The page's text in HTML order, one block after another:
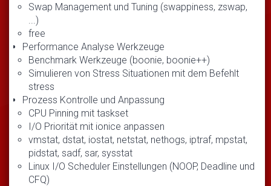
Swap Management und Tuning (swappiness, zswap,
...)
free
Performance Analyse Werkzeuge
Benchmark Werkzeuge (boonie, boonie++)
Simulieren von Stress Situationen mit dem Befehlt
stress
Prozess Kontrolle und Anpassung
CPU Pinning mit taskset
I/O Priorität mit ionice anpassen
vmstat, dstat, iostat, netstat, nethogs, iptraf, mpstat,
pidstat, sadf, sar, sysstat
Linux I/O Scheduler Einstellungen (NOOP, Deadline und
CFQ)